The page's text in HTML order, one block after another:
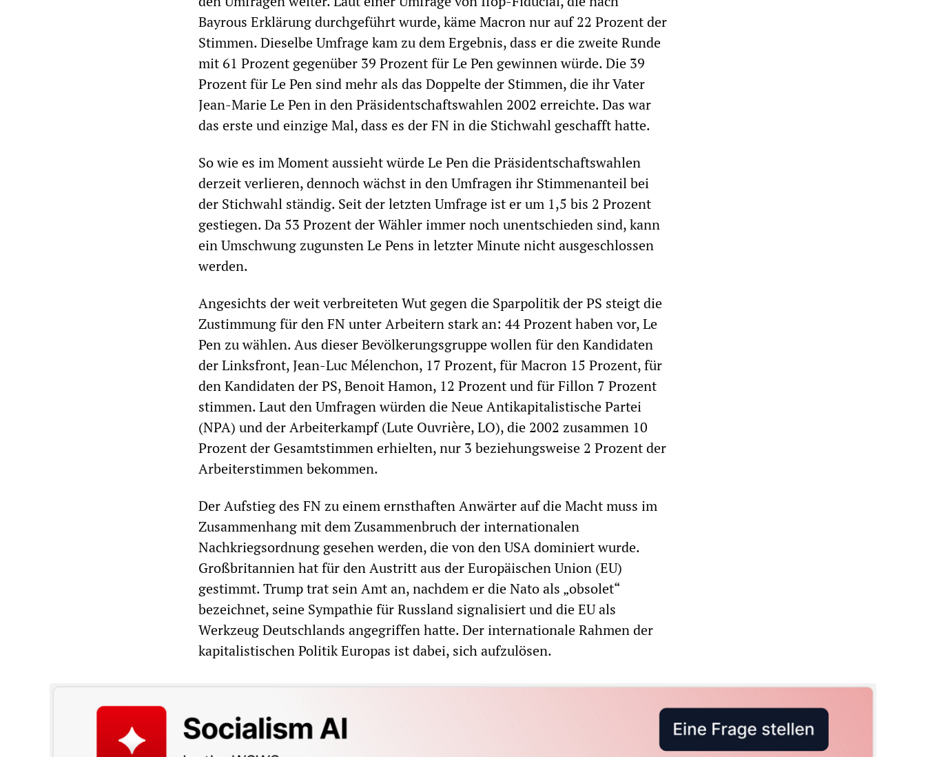
Bayrous Erklärung durchgeführt wurde, käme Macron nur auf 22 Prozent der
Stimmen. Dieselbe Umfrage kam zu dem Ergebnis, dass er die zweite Runde
mit 61 Prozent gegenüber 39 Prozent für Le Pen gewinnen würde. Die 39
Prozent für Le Pen sind mehr als das Doppelte der Stimmen, die ihr Vater
Jean-Marie Le Pen in den Präsidentschaftswahlen 2002 erreichte. Das war
das erste und einzige Mal, dass es der FN in die Stichwahl geschafft hatte.
So wie es im Moment aussieht würde Le Pen die Präsidentschaftswahlen
derzeit verlieren, dennoch wächst in den Umfragen ihr Stimmenanteil bei
der Stichwahl ständig. Seit der letzten Umfrage ist er um 1,5 bis 2 Prozent
gestiegen. Da 53 Prozent der Wähler immer noch unentschieden sind, kann
ein Umschwung zugunsten Le Pens in letzter Minute nicht ausgeschlossen
werden.
Angesichts der weit verbreiteten Wut gegen die Sparpolitik der PS steigt die
Zustimmung für den FN unter Arbeitern stark an: 44 Prozent haben vor, Le
Pen zu wählen. Aus dieser Bevölkerungsgruppe wollen für den Kandidaten
der Linksfront, Jean-Luc Mélenchon, 17 Prozent, für Macron 15 Prozent, für
den Kandidaten der PS, Benoit Hamon, 12 Prozent und für Fillon 7 Prozent
stimmen. Laut den Umfragen würden die Neue Antikapitalistische Partei
(NPA) und der Arbeiterkampf (Lute Ouvrière, LO), die 2002 zusammen 10
Prozent der Gesamtstimmen erhielten, nur 3 beziehungsweise 2 Prozent der
Arbeiterstimmen bekommen.
Der Aufstieg des FN zu einem ernsthaften Anwärter auf die Macht muss im
Zusammenhang mit dem Zusammenbruch der internationalen
Nachkriegsordnung gesehen werden, die von den USA dominiert wurde.
Großbritannien hat für den Austritt aus der Europäischen Union (EU)
gestimmt. Trump trat sein Amt an, nachdem er die Nato als „obsolet“
bezeichnet, seine Sympathie für Russland signalisiert und die EU als
Werkzeug Deutschlands angegriffen hatte. Der internationale Rahmen der
kapitalistischen Politik Europas ist dabei, sich aufzulösen.